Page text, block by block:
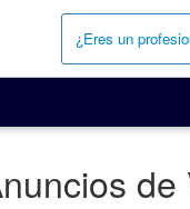
¿Eres un
de